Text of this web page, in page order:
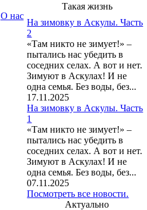
Такая жизнь
На зимовку в Аскулы. Часть
2
«Там никто не зимует!» –
пытались нас убедить в
соседних селах. А вот и нет.
Зимуют в Аскулах! И не
одна семья. Без воды, без...
17.11.2025
На зимовку в Аскулы. Часть
1
«Там никто не зимует!» –
пытались нас убедить в
соседних селах. А вот и нет.
Зимуют в Аскулах! И не
одна семья. Без воды, без...
07.11.2025
Посмотреть все новости.
Актуально
О нас